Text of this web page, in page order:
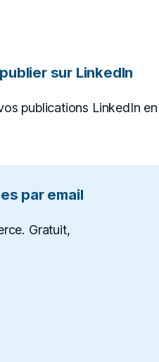
sur LinkedIn
publications LinkedIn en
par email
Gratuit,